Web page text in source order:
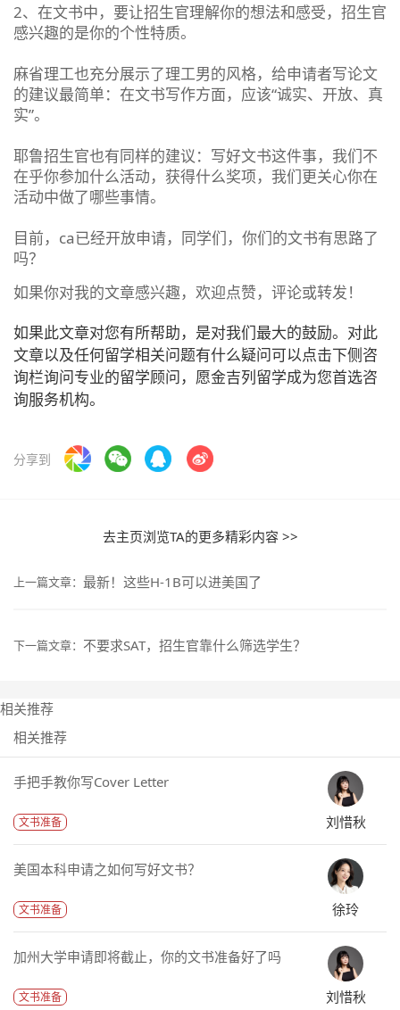
2、在文书中，要让招生官理解你的想法和感受，招生官
感兴趣的是你的个性特质。
麻省理工也充分展示了理工男的风格，给申请者写论文
的建议最简单：在文书写作方面，应该“诚实、开放、真
实”。
耶鲁招生官也有同样的建议：写好文书这件事，我们不
在乎你参加什么活动，获得什么奖项，我们更关心你在
活动中做了哪些事情。
目前，ca已经开放申请，同学们，你们的文书有思路了
吗？
如果你对我的文章感兴趣，欢迎点赞，评论或转发！
如果此文章对您有所帮助，是对我们最大的鼓励。对此
文章以及任何留学相关问题有什么疑问可以点击下侧咨
询栏询问专业的留学顾问，愿金吉列留学成为您首选咨
询服务机构。
分享到
去主页浏览TA的更多精彩内容 >>
上一篇文章： 最新！这些H-1B可以进美国了
下一篇文章： 不要求SAT，招生官靠什么筛选学生？
相关推荐
相关推荐
手把手教你写Cover Letter
文书准备 刘惜秋
美国本科申请之如何写好文书？
文书准备 徐玲
加州大学申请即将截止，你的文书准备好了吗
文书准备 刘惜秋